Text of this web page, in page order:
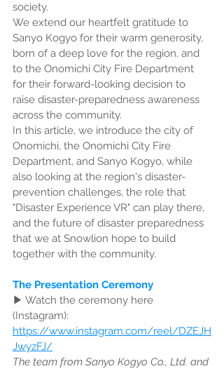
society.
We extend our heartfelt gratitude to
Sanyo Kogyo for their warm generosity,
born of a deep love for the region, and
to the Onomichi City Fire Department
for their forward-looking decision to
raise disaster-preparedness awareness
across the community.
In this article, we introduce the city of
Onomichi, the Onomichi City Fire
Department, and Sanyo Kogyo, while
also looking at the region's disaster-
prevention challenges, the role that
"Disaster Experience VR" can play there,
and the future of disaster preparedness
that we at Snowlion hope to build
together with the community.
The Presentation Ceremony
▶ Watch the ceremony here
(Instagram):
https://www.instagram.com/reel/DZEJH
JwyzFJ/
The team from Sanyo Kogyo Co., Ltd. and